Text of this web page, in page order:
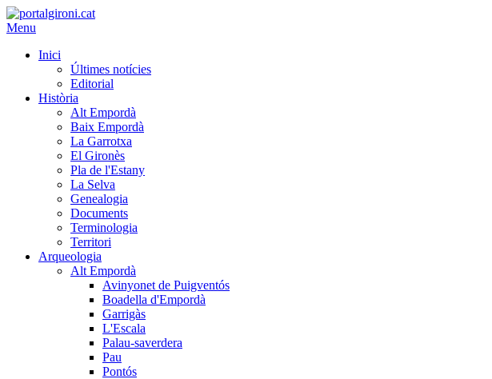
Menu
Inici
Últimes notícies
Editorial
Història
Alt Empordà
Baix Empordà
La Garrotxa
El Gironès
Pla de l'Estany
La Selva
Genealogia
Documents
Terminologia
Territori
Arqueologia
Alt Empordà
Avinyonet de Puigventós
Boadella d'Empordà
Garrigàs
L'Escala
Palau-saverdera
Pau
Pontós